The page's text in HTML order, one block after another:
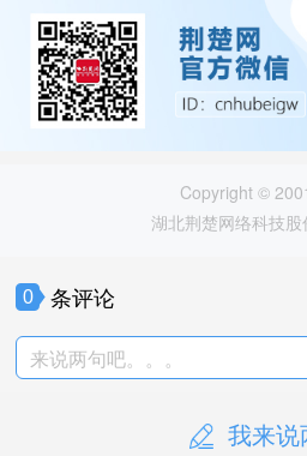
Copyright ©
湖北荆楚网络科技股
0 条评论
来说两句吧。。。
我来说